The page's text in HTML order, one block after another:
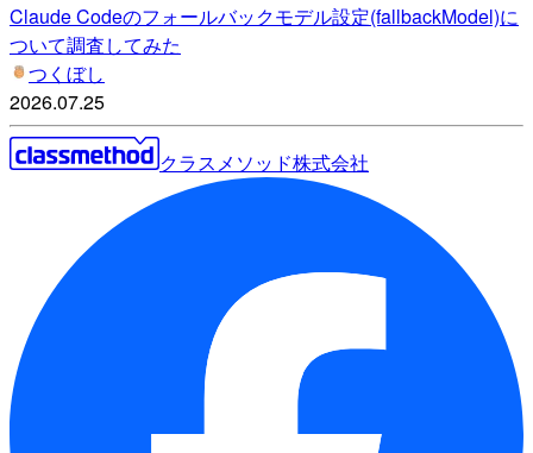
Claude Codeのフォールバックモデル設定(fallbackModel)に
ついて調査してみた
つくぼし
2026.07.25
クラスメソッド株式会社